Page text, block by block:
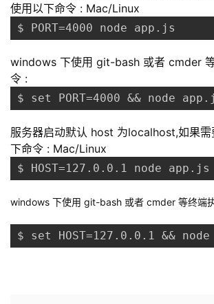
使用以下命令 : Mac/Linux
$ PORT=4000 node app.js
windows 下使用 git-bash 或者 cmder
令 :
$ set PORT=4000 && node
服务器启动默认 host 为localhost,如果需
下命令 : Mac/Linux
$ HOST=127.0.0.1 node app.js
windows 下使用 git-bash 或者 cmder 等终端
$ set HOST=127.0.0.1 &&